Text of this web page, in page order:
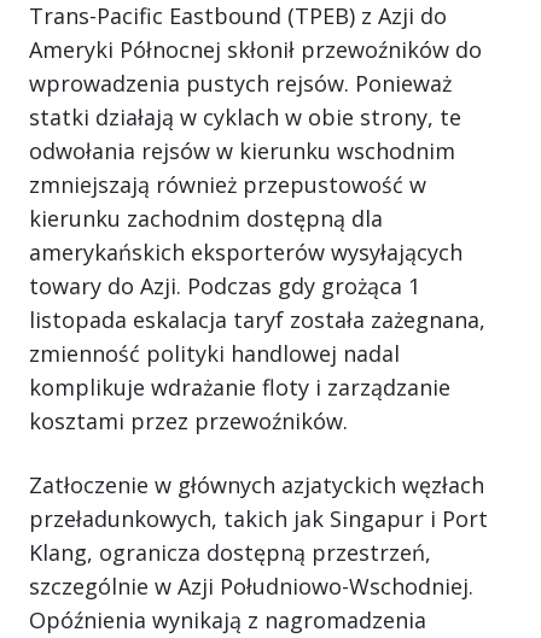
Trans-Pacific Eastbound (TPEB) z Azji do
Ameryki Północnej skłonił przewoźników do
wprowadzenia pustych rejsów. Ponieważ
statki działają w cyklach w obie strony, te
odwołania rejsów w kierunku wschodnim
zmniejszają również przepustowość w
kierunku zachodnim dostępną dla
amerykańskich eksporterów wysyłających
towary do Azji. Podczas gdy grożąca 1
listopada eskalacja taryf została zażegnana,
zmienność polityki handlowej nadal
komplikuje wdrażanie floty i zarządzanie
kosztami przez przewoźników.
Zatłoczenie w głównych azjatyckich węzłach
przeładunkowych, takich jak Singapur i Port
Klang, ogranicza dostępną przestrzeń,
szczególnie w Azji Południowo-Wschodniej.
Opóźnienia wynikają z nagromadzenia